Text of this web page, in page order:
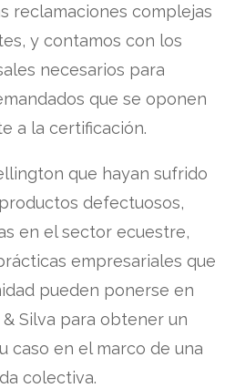
reclamaciones complejas
y contamos con los
necesarios para
que se oponen
a la certificación.
que hayan sufrido
defectuosos,
en el sector ecuestre,
empresariales que
pueden ponerse en
Silva para obtener un
caso en el marco de una
colectiva.